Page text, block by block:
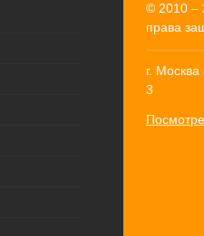
© 2010 –
права
г.
3